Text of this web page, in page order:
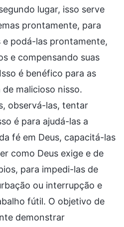
lugar, isso serve
prontamente, para
podá-las prontamente,
e compensando suas
é benéfico para as
malicioso nisso.
observá-las, tentar
é para ajudá-las a
fé em Deus, capacitá-las
como Deus exige e de
para impedi-las de
ou interrupção e
fútil. O objetivo de
demonstrar